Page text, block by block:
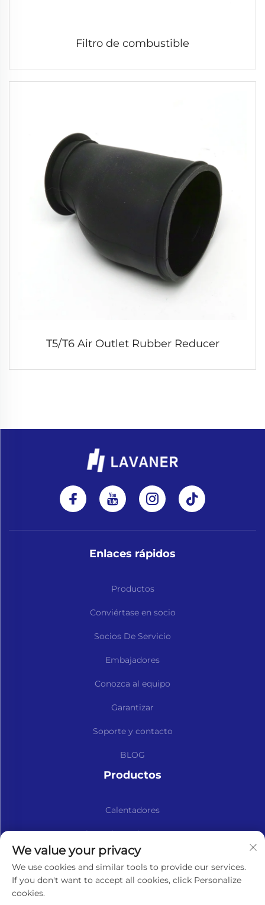
Filtro de combustible
T5/T6 Air Outlet Rubber Reducer
Enlaces rápidos
Productos
Conviértase en socio
Socios De Servicio
Embajadores
Conozca al equipo
Garantizar
Soporte y contacto
BLOG
Productos
Calentadores
Kits y Piezas de Repuesto
Suscríbase a nuestro boletín informativo
We value your privacy
We use cookies and similar tools to provide our services.
If you don't want to accept all cookies, click Personalize
cookies.